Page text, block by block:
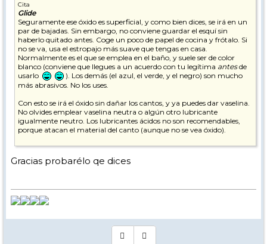
Cita
Glide
Seguramente ese óxido es superficial, y como bien dices, se irá en un
par de bajadas. Sin embargo, no conviene guardar el esquí sin
haberlo quitado antes. Coge un poco de papel de cocina y frótalo. Si
no se va, usa el estropajo más suave que tengas en casa.
Normalmente es el que se emplea en el baño, y suele ser de color
blanco (conviene que llegues a un acuerdo con tu legítima antesde
usarlo
). Los demás (el azul, el verde, y el negro) son mucho
más abrasivos. No los uses.
Con esto se irá el óxido sin dañar los cantos, y ya puedes dar vaselina.
No olvides emplear vaselina neutra o algún otro lubricante
igualmente neutro. Los lubricantes ácidos no son recomendables,
porque atacan el material del canto (aunque no se vea óxido).
Saludos,
Gracias probarélo qe dices